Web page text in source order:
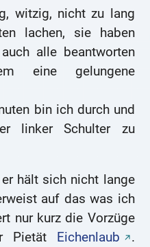
witzig, nicht zu lang
lachen, sie haben
alle beantworten
eine gelungene
bin ich durch und
linker Schulter zu
hält sich nicht lange
auf das was ich
nur kurz die Vorzüge
Pietät Eichenlaub
.